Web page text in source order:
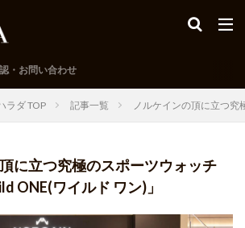
・お問い合わせ
ラダ TOP 記事一覧 ノルケインの頂に立つ究
に立つ究極のスポーツウォッチ
ONE(ワイルド ワン)」